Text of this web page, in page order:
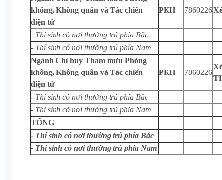
không, Không quân và Tác chiến
điện tử
PKH 7860226
- Thí sinh có nơi thường trú phía Bắc
- Thí sinh có nơi thường trú phía Nam
Ngành Chỉ huy Tham mưu Phòng
không, Không quân và Tác chiến
điện tử
PKH 7860226
- Thí sinh có nơi thường trú phía Bắc
- Thí sinh có nơi thường trú phía Nam
TỔNG
- Thí sinh có nơi thường trú phía Bắc
- Thí sinh có nơi thường trú phía Nam